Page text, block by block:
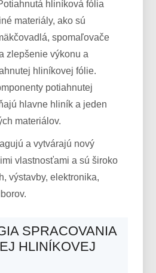
hliníková fólia
materiály, ako sú
spomaľovače
zlepšenie výkonu a
hliníkovej fólie.
potiahnutej
hlavne hliník a jeden
materiálov.
a vytvárajú nový
vlastnosťami a sú široko
výstavby, elektronika,
SPRACOVANIA
HLINÍKOVEJ